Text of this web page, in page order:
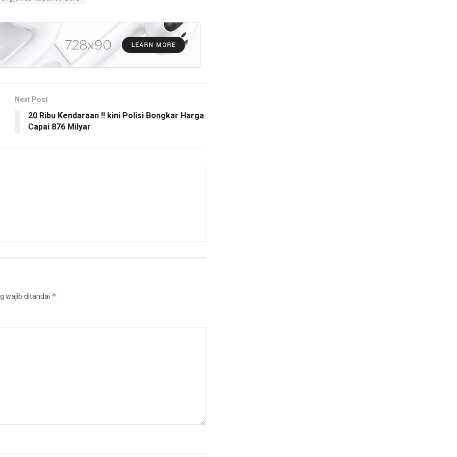
Next Post
20 Ribu Kendaraan !! kini Polisi Bongkar Harga
Capai 876 Milyar
wajib ditandai *